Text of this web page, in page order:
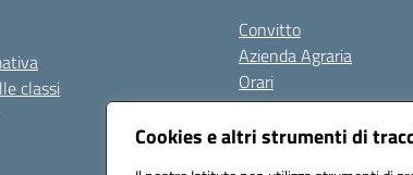
Cookies e altri strumenti di
classi
Convitto
Azienda Agraria
Orari
Contatti
Privacy Policy